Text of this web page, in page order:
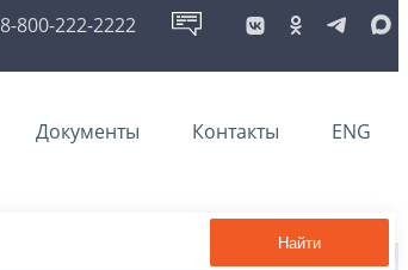
8-800-222-2222
Документы Контакты ENG
Найти